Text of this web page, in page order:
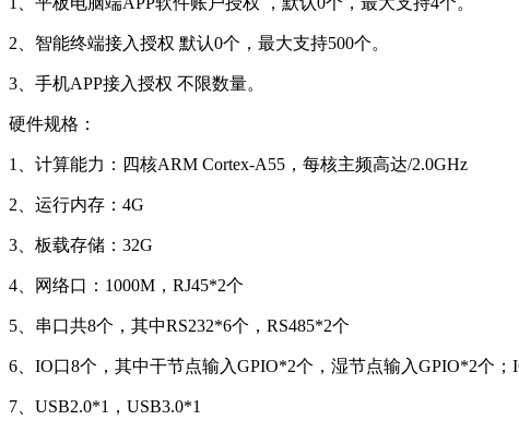
2、智能终端接入授权 默认0个，最大支持500个。
3、手机APP接入授权 不限数量。
硬件规格：
1、计算能力：四核ARM Cortex-A55，每核主频高达/2.0GHz
2、运行内存：4G
3、板载存储：32G
4、网络口：1000M，RJ45*2个
5、串口共8个，其中RS232*6个，RS485*2个
6、IO口8个，其中干节点输入GPIO*2个，湿节点输入GPIO*2个
7、USB2.0*1，USB3.0*1